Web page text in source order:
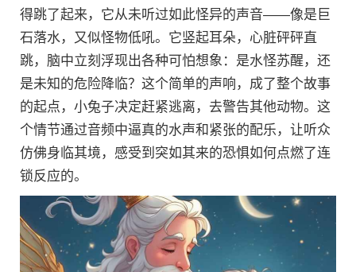
得跳了起来，它从未听过如此怪异的声音——像是巨
石落水，又似怪物低吼。它竖起耳朵，心脏砰砰直
跳，脑中立刻浮现出各种可怕想象：是水怪苏醒，还
是未知的危险降临？这个简单的声响，成了整个故事
的起点，小兔子决定赶紧逃离，去警告其他动物。这
个情节通过音频中逼真的水声和紧张的配乐，让听众
仿佛身临其境，感受到突如其来的恐惧如何点燃了连
锁反应的。